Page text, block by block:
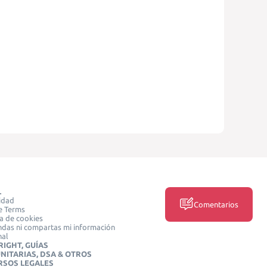
Terms
de cookies
ni compartas mi información
GUÍAS
DSA & OTROS
LEGALES
Comentarios